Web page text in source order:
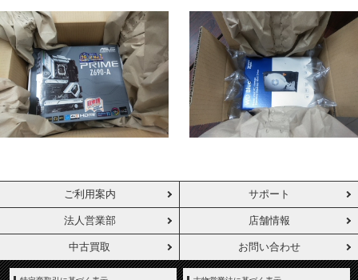
ご利用案内 サポート
法人営業部 店舗情報
中古買取 お問い合わせ